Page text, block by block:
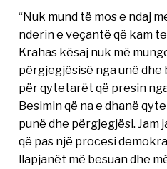
“Nuk mund të mos e ndaj
nderin e veçantë që kam
Krahas kësaj nuk më
përgjegjësisë nga unë
për qytetarët që presin
Besimin që na e dhanë
punë dhe përgjegjësi.
që pas një procesi
llapjanët më besuan dhe